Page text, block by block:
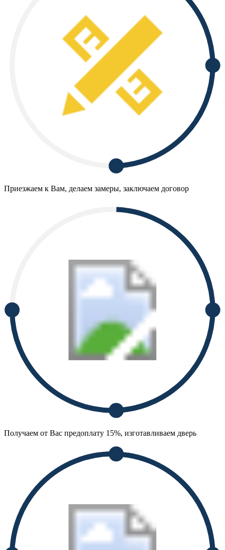
Приезжаем к Вам, делаем замеры, заключаем договор
Получаем от Вас предоплату 15%, изготавливаем дверь